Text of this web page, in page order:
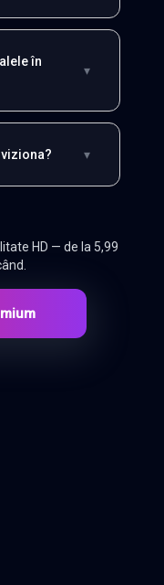
în
▾
▾
HD — de la 5,99